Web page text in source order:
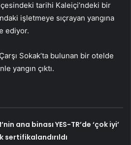
tarihi Kaleiçi’ndeki bir
işletmeye sıçrayan yangına
ediyor.
Sokak’ta bulunan bir otelde
yangın çıktı.
ana binası YES-TR’de ‘çok iyi’
sertifikalandırıldı